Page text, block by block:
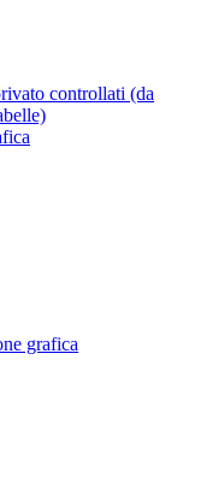
controllati (da
grafica